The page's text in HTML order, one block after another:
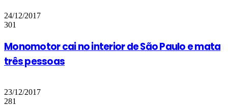
24/12/2017
301
Monomotor cai no interior de São Paulo e mata
três pessoas
23/12/2017
281